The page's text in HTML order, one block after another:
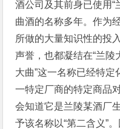
酒公司及其前身已使用“
曲酒的名称多年。作为
所做的大量知识性的投
声誉，也都凝结在“兰陵
大曲”这一名称已经特
一特定厂商的特定商品
会知道它是兰陵某酒厂
予该名称以“第二含义”